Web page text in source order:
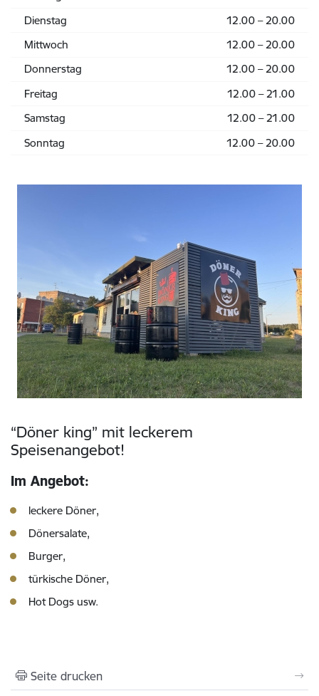
Dienstag
12.00 – 20.00
Mittwoch
12.00 – 20.00
Donnerstag
12.00 – 20.00
Freitag
12.00 – 21.00
Samstag
12.00 – 21.00
Sonntag
12.00 – 20.00
“Döner king” mit leckerem
Speisenangebot!
Im Angebot:
leckere Döner,
Dönersalate,
Burger,
türkische Döner,
Hot Dogs usw.
Seite drucken